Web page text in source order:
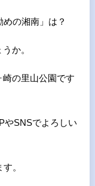
の湘南」は？
か。
の里山公園です
やSNSでよろしい
。